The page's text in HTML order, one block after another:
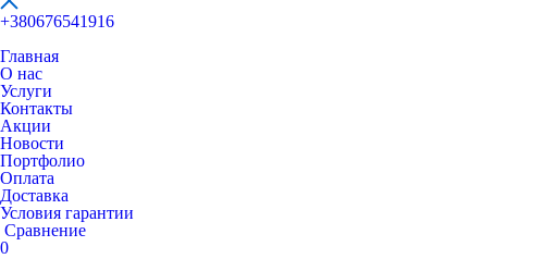
+380676541916
Главная
О нас
Услуги
Контакты
Акции
Новости
Портфолио
Оплата
Доставка
Условия гарантии
Сравнение
0